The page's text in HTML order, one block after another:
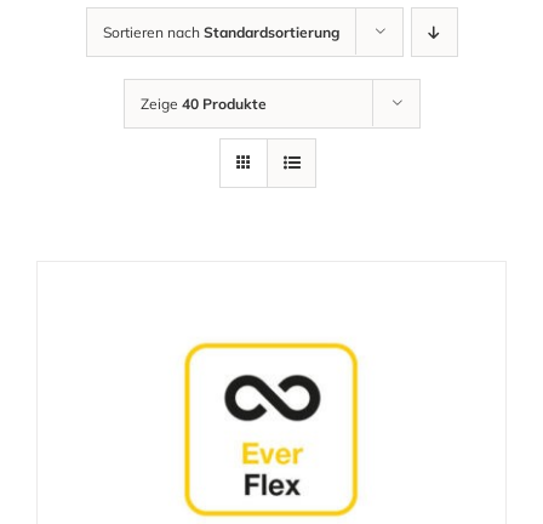
Sortieren nach Standardsortierung
Zeige 40 Produkte
AUSFÜHRUNG WÄHLEN